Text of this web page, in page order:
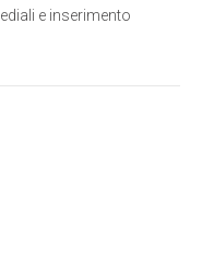
e inserimento